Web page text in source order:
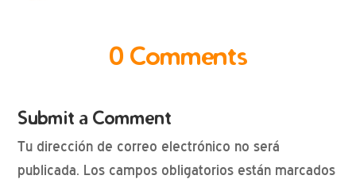
0 Comments
Submit a Comment
Tu dirección de correo electrónico no será
publicada. Los campos obligatorios están marcados